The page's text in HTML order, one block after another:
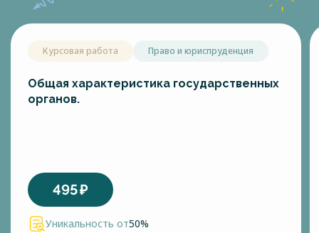
Курсовая работа Право и юриспруденция
Общая характеристика государственных
органов.
495₽
Уникальность от50%